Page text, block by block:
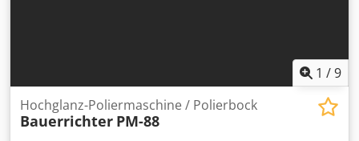
1 /9
Hochglanz-Poliermaschine / Polierbock
Bauerrichter PM-88